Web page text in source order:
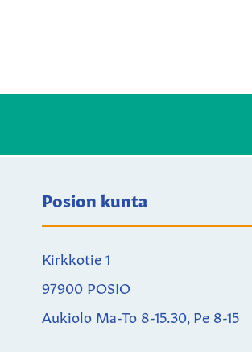
Posion kunta
Kirkkotie 1
97900 POSIO
Aukiolo Ma-To 8-15.30, Pe 8-15